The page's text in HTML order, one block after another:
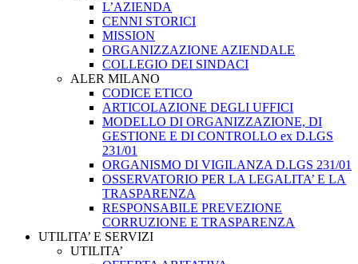
L’AZIENDA
CENNI STORICI
MISSION
ORGANIZZAZIONE AZIENDALE
COLLEGIO DEI SINDACI
ALER MILANO
CODICE ETICO
ARTICOLAZIONE DEGLI UFFICI
MODELLO DI ORGANIZZAZIONE, DI
GESTIONE E DI CONTROLLO ex D.LGS
231/01
ORGANISMO DI VIGILANZA D.LGS 231/01
OSSERVATORIO PER LA LEGALITA’ E LA
TRASPARENZA
RESPONSABILE PREVEZIONE
CORRUZIONE E TRASPARENZA
UTILITA’ E SERVIZI
UTILITA’